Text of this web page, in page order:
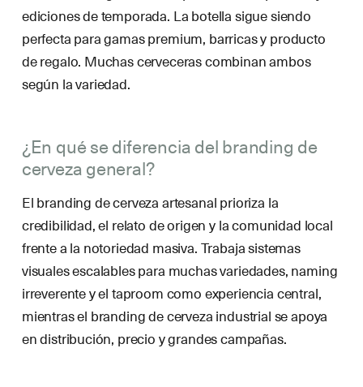
ediciones de temporada. La botella sigue siendo
perfecta para gamas premium, barricas y producto
de regalo. Muchas cerveceras combinan ambos
según la variedad.
¿En qué se diferencia del branding de
cerveza general?
El branding de cerveza artesanal prioriza la
credibilidad, el relato de origen y la comunidad local
frente a la notoriedad masiva. Trabaja sistemas
visuales escalables para muchas variedades, naming
irreverente y el taproom como experiencia central,
mientras el branding de cerveza industrial se apoya
en distribución, precio y grandes campañas.